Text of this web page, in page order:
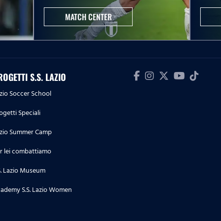
biancoceleste
24.07.26
Lazio Women | Le prime parole
di Beatrix Fördős in
Lazio Style Tv
MATCH CENTER
S.S. LAZIO
Soccer School
Speciali
Summer Camp
lei combattiamo
Lazio Museum
S.S. Lazio Women